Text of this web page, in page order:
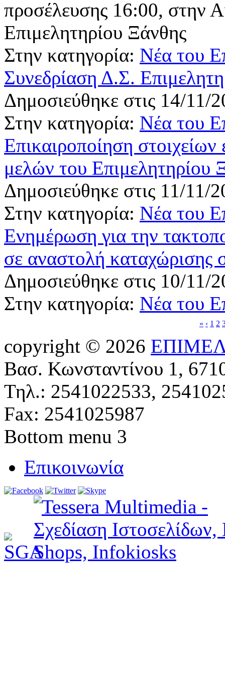
προσέλευσης 16:00, στην
Επιμελητηρίου Ξάνθης
Στην κατηγορία: Νέα του
Συνεδρίαση Δ.Σ.
Δημοσιεύθηκε στις 14/11/
Στην κατηγορία: Νέα του
Επικαιροποίηση στοιχείων
μελών του Επιμελητηρίου
Δημοσιεύθηκε στις 11/11/
Στην κατηγορία: Νέα του
Ενημέρωση για την
σε αναστολή
Δημοσιεύθηκε στις 10/11/
Στην κατηγορία: Νέα του
« ‹ 1 2
copyright © 2026
Βασ. Κωνσταντίνου 1,
Τηλ.: 2541022533,
Fax: 2541025987
Bottom menu 3
Επικοινωνία